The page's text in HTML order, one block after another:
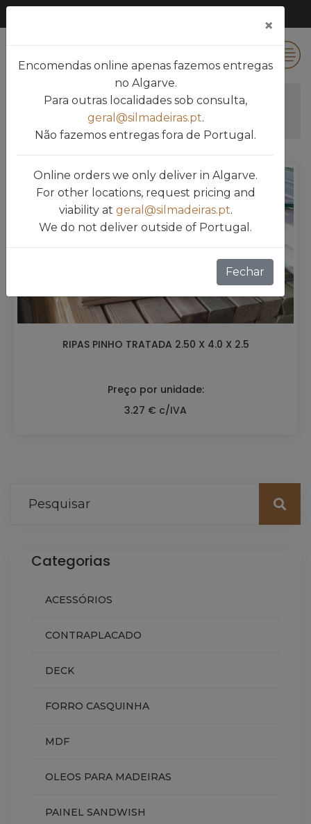
Silmadeiras
Produtos
VIGAS / BARROTES / RIPAS
RIPAS TRATADAS
RIPAS PINHO TRATADA 2.50 X 4.0 X 2.5
Preço por unidade:
3.27 € c/IVA
Categorias
ACESSÓRIOS
CONTRAPLACADO
DECK
FORRO CASQUINHA
MDF
OLEOS PARA MADEIRAS
PAINEL SANDWISH
×
Encomendas online apenas fazemos entregas
no Algarve.
Para outras localidades sob consulta,
geral@silmadeiras.pt.
Não fazemos entregas fora de Portugal.
Online orders we only deliver in Algarve.
For other locations, request pricing and
viability at geral@silmadeiras.pt.
We do not deliver outside of Portugal.
Fechar